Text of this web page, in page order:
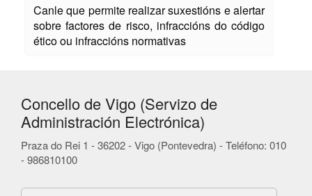
Canle que permite realizar suxestións e alertar
sobre factores de risco, infraccións do código
ético ou infraccións normativas
Concello de Vigo (Servizo de
Administración Electrónica)
Praza do Rei 1 - 36202 - Vigo (Pontevedra) - Teléfono: 010
- 986810100